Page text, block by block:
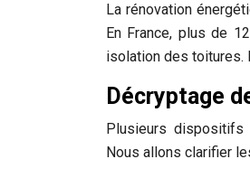
La rénovation
En France, plus de
isolation des toitures.
Décryptage
Plusieurs dispositifs
Nous allons clarifier